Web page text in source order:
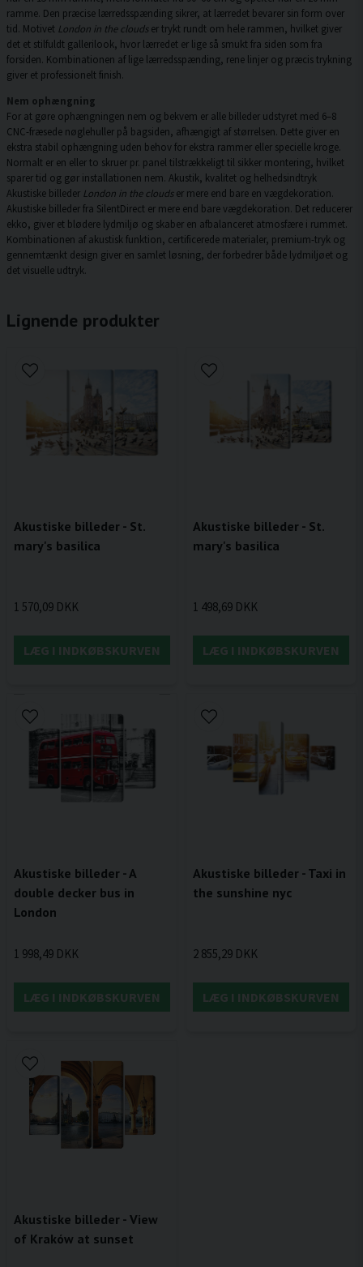
ramme. Den præcise lærredsspænding sikrer, at lærredet bevarer sin form over
tid. Motivet London in the cloudser trykt rundt om hele rammen, hvilket giver
det et stilfuldt gallerilook, hvor lærredet er lige så smukt fra siden som fra
forsiden. Kombinationen af lige lærredsspænding, rene linjer og præcis trykning
giver et professionelt finish.
Nem ophængning
For at gøre ophængningen nem og bekvem er alle billeder udstyret med 6–8
CNC-fræsede nøglehuller på bagsiden, afhængigt af størrelsen. Dette giver en
ekstra stabil ophængning uden behov for ekstra rammer eller specielle kroge.
Normalt er en eller to skruer pr. panel tilstrækkeligt til sikker montering, hvilket
sparer tid og gør installationen nem. Akustik, kvalitet og helhedsindtryk
Akustiske billeder London in the cloudser mere end bare en vægdekoration.
Akustiske billeder fra SilentDirect er mere end bare vægdekoration. Det reducerer
ekko, giver et blødere lydmiljø og skaber en afbalanceret atmosfære i rummet.
Kombinationen af akustisk funktion, certificerede materialer, premium-tryk og
gennemtænkt design giver en samlet løsning, der forbedrer både lydmiljøet og
det visuelle udtryk.
Lignende produkter
Akustiske billeder - St.
mary's basilica
1 570,09 DKK
LÆG I INDKØBSKURVEN
Akustiske billeder - St.
mary's basilica
1 498,69 DKK
LÆG I INDKØBSKURVEN
Akustiske billeder - A
double decker bus in
London
1 998,49 DKK
LÆG I INDKØBSKURVEN
Akustiske billeder - Taxi in
the sunshine nyc
2 855,29 DKK
LÆG I INDKØBSKURVEN
Akustiske billeder - View
of Kraków at sunset